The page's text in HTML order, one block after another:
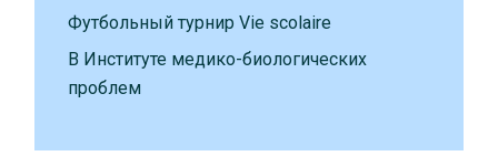
Футбольный турнир Vie scolaire
В Институте медико-биологических
проблем